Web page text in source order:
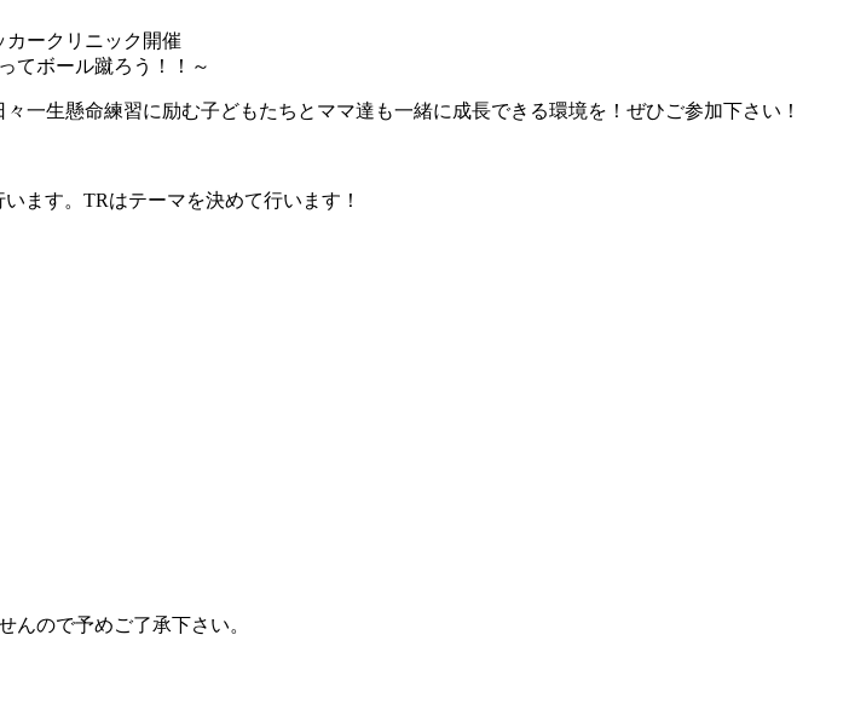
カークリニック開催
てボール蹴ろう！！～
一生懸命練習に励む子どもたちとママ達も一緒に成長できる環境を！ぜひご参加下さい！
ます。TRはテーマを決めて行います！
ので予めご了承下さい。